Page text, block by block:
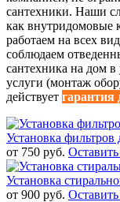
сантехники. Наши
как
работаем на всех
соблюдаем
сантехника на дом
услуги (монтаж
действует гарантия
Установка фильтров
от 750 руб. Оставить
Установка
от 900 руб. Оставить